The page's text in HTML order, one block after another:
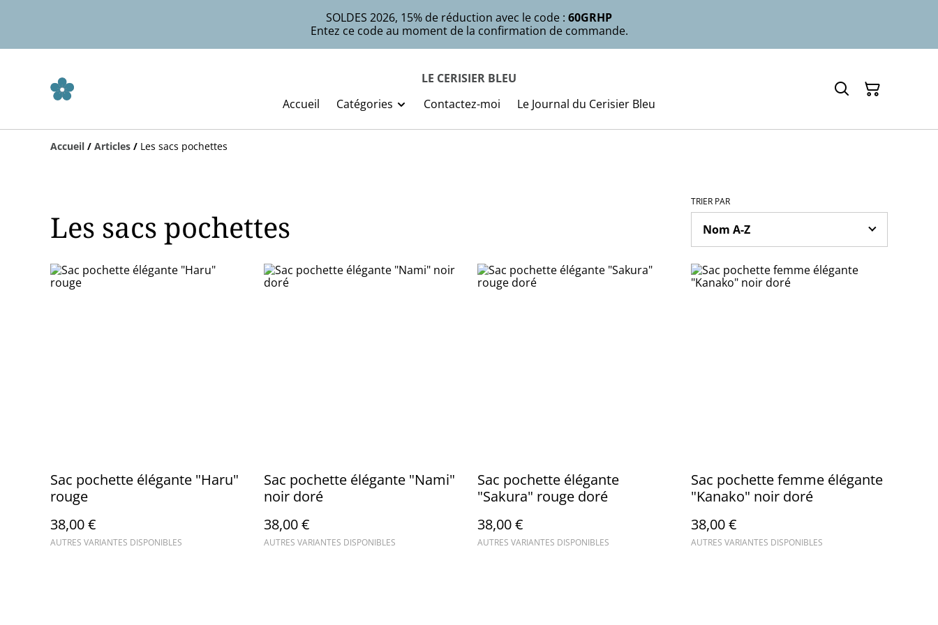
SOLDES 2026, 15% de réduction avec le code : 60GRHP
Entez ce code au moment de la confirmation de commande.
LE CERISIER BLEU
Accueil
Catégories Contactez-moi Le Journal du Cerisier Bleu
Accueil / Articles / Les sacs pochettes
Les sacs pochettes
TRIER PAR
Sac pochette élégante "Haru"
rouge
38,00 €
AUTRES VARIANTES DISPONIBLES
Sac pochette élégante "Nami"
noir doré
38,00 €
AUTRES VARIANTES DISPONIBLES
Sac pochette élégante
"Sakura" rouge doré
38,00 €
AUTRES VARIANTES DISPONIBLES
Sac pochette femme élégante
"Kanako" noir doré
38,00 €
AUTRES VARIANTES DISPONIBLES